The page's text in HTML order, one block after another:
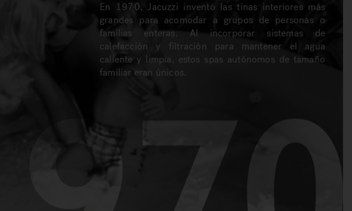
En 1970, Jacuzzi inventó las tinas interiores más
grandes para acomodar a grupos de personas o
familias enteras. Al incorporar sistemas de
calefacción y filtración para mantener el agua
caliente y limpia, estos spas autónomos de tamaño
familiar eran únicos.